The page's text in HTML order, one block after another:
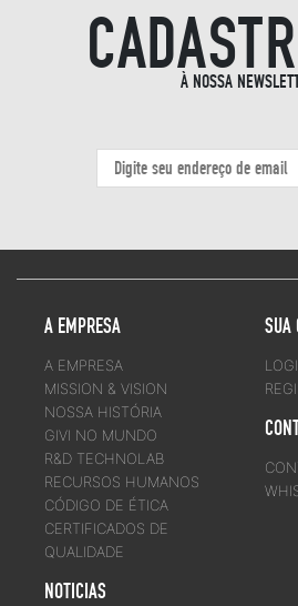
À NOSSA
A EMPRESA
A EMPRESA
MISSION & VISION
NOSSA HISTÓRIA
GIVI NO MUNDO
R&D TECHNOLAB
RECURSOS HUMANOS
CÓDIGO DE ÉTICA
CERTIFICADOS DE
QUALIDADE
NOTICIAS
SUA